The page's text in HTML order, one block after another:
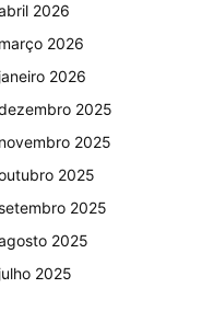
2026
2026
2026
2025
2025
2025
2025
2025
2025